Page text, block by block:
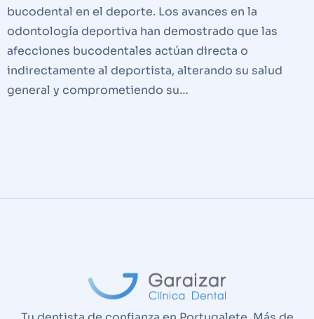
bucodental en el deporte. Los avances en la
odontología deportiva han demostrado que las
afecciones bucodentales actúan directa o
indirectamente al deportista, alterando su salud
general y comprometiendo su…